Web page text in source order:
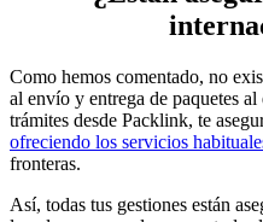
Como hemos comentado, no
al envío y entrega de paquetes
trámites desde Packlink, te
ofreciendo los servicios
fronteras.
Así, todas tus gestiones están